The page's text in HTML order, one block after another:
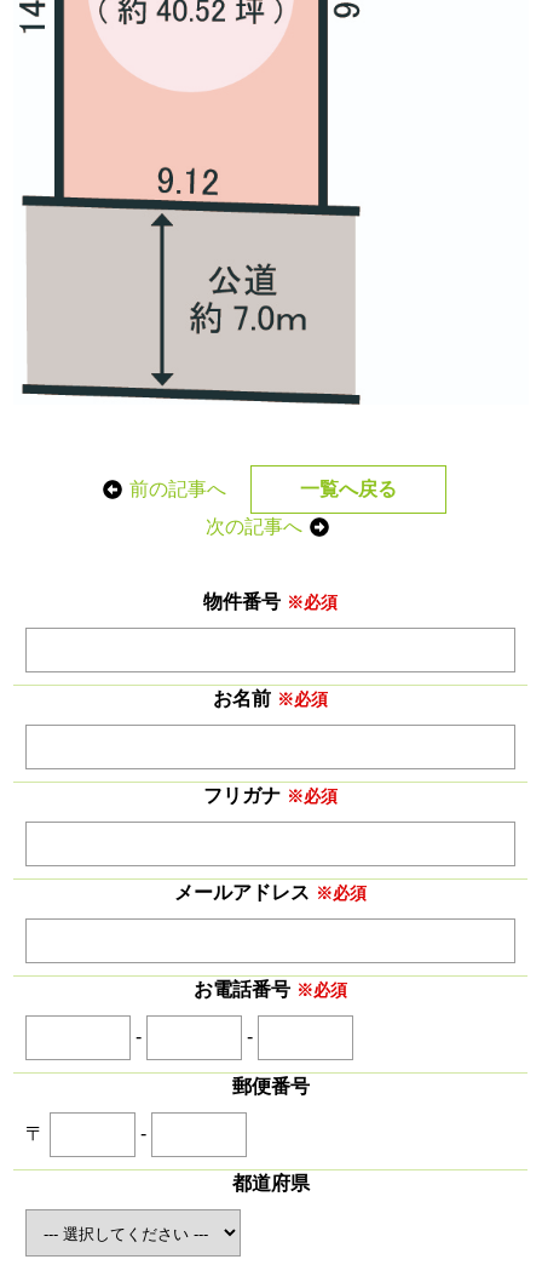
前の記事へ
一覧へ戻る
次の記事へ
物件番号 ※必須
お名前 ※必須
フリガナ ※必須
メールアドレス ※必須
お電話番号 ※必須
- -
郵便番号
〒 -
都道府県